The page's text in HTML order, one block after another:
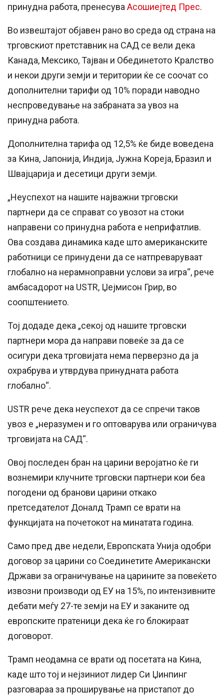
принудна работа, пренесува Асошиејтед Прес.
Во извештајот објавен рано во среда од страна на
трговскиот претставник на САД се вели дека
Канада, Мексико, Тајван и Обединетото Кралство
и некои други земји и територии ќе се соочат со
дополнителни тарифи од 10% поради наводно
неспроведување на забраната за увоз на
принудна работа.
Дополнителна тарифа од 12,5% ќе биде воведена
за Кина, Јапонија, Индија, Јужна Кореја, Бразил и
Швајцарија и десетици други земји.
„Неуспехот на нашите најважни трговски
партнери да се справат со увозот на стоки
направени со принудна работа е неприфатлив.
Ова создава динамика каде што американските
работници се принудени да се натпреваруваат
глобално на нерамноправни услови за игра“, рече
амбасадорот на USTR, Џејмисон Грир, во
соопштението.
Тој додаде дека „секој од нашите трговски
партнери мора да направи повеќе за да се
осигури дека трговијата нема перверзно да ја
охрабрува и утврдува принудната работа
глобално“.
USTR рече дека неуспехот да се спречи таков
увоз е „неразумен и го оптоварува или ограничува
трговијата на САД“.
Овој последен бран на царини веројатно ќе ги
вознемири клучните трговски партнери кои беа
погодени од бранови царини откако
претседателот Доналд Трамп се врати на
функцијата на почетокот на минатата година.
Само пред две недели, Европската Унија одобри
договор за царини со Соединетите Американски
Држави за ограничување на царините за повеќето
извозни производи од ЕУ на 15%, по интензивните
дебати меѓу 27-те земји на ЕУ и заканите од
европските пратеници дека ќе го блокираат
договорот.
Трамп неодамна се врати од посетата на Кина,
каде што тој и нејзиниот лидер Си Џинпинг
разговараа за проширување на пристапот до